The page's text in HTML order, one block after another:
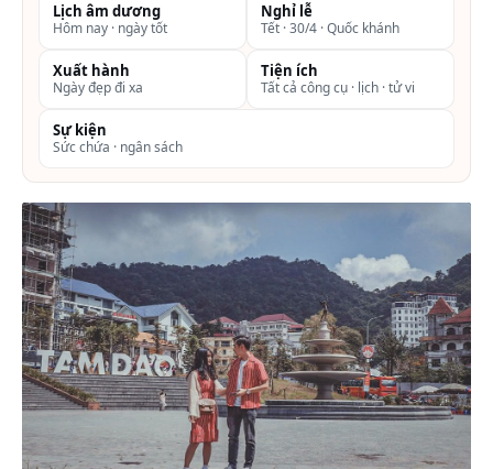
Lịch âm dương
Hôm nay · ngày tốt
Nghỉ lễ
Tết · 30/4 · Quốc khánh
Xuất hành
Ngày đẹp đi xa
Tiện ích
Tất cả công cụ · lịch · tử vi
Sự kiện
Sức chứa · ngân sách